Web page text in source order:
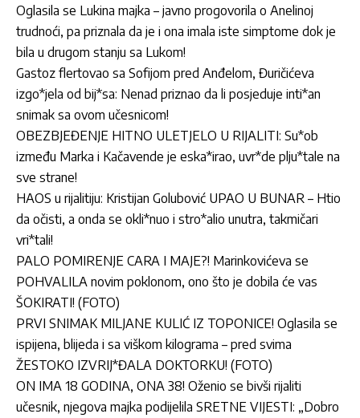
Oglasila se Lukina majka – javno progovorila o Anelinoj
trudnoći, pa priznala da je i ona imala iste simptome dok je
bila u drugom stanju sa Lukom!
Gastoz flertovao sa Sofijom pred Anđelom, Đuričićeva
izgo*jela od bij*sa: Nenad priznao da li posjeduje inti*an
snimak sa ovom učesnicom!
OBEZBJEĐENJE HITNO ULETJELO U RIJALITI: Su*ob
između Marka i Kačavende je eska*irao, uvr*de plju*tale na
sve strane!
HAOS u rijalitiju: Kristijan Golubović UPAO U BUNAR – Htio
da očisti, a onda se okli*nuo i stro*alio unutra, takmičari
vri*tali!
PALO POMIRENJE CARA I MAJE?! Marinkovićeva se
POHVALILA novim poklonom, ono što je dobila će vas
ŠOKIRATI! (FOTO)
PRVI SNIMAK MILJANE KULIĆ IZ TOPONICE! Oglasila se
ispijena, blijeda i sa viškom kilograma – pred svima
ŽESTOKO IZVRIJ*ĐALA DOKTORKU! (FOTO)
ON IMA 18 GODINA, ONA 38! Oženio se bivši rijaliti
učesnik, njegova majka podijelila SRETNE VIJESTI: „Dobro